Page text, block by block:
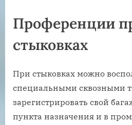
Проференции
стыковках
При стыковках можно
специальными сквозными
зарегистрировать свой
пункта назначения и в